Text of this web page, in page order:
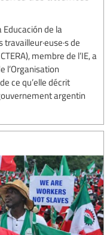
de la
de
membre de l’IE, a
l’Organisation
ce qu’elle décrit
argentin